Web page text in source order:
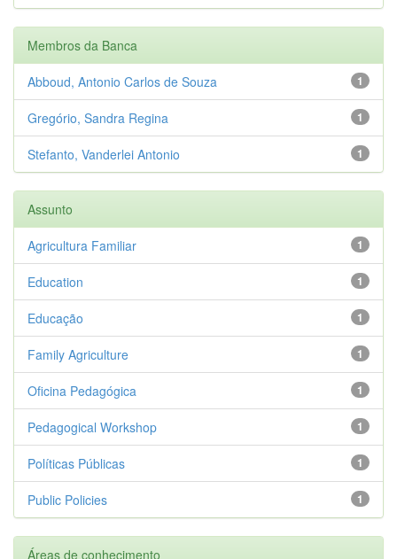
Membros da Banca
1
Abboud, Antonio Carlos de Souza
1
Gregório, Sandra Regina
1
Stefanto, Vanderlei Antonio
Assunto
1
Agricultura Familiar
1
Education
1
Educação
1
Family Agriculture
1
Oficina Pedagógica
1
Pedagogical Workshop
1
Políticas Públicas
1
Public Policies
Áreas de conhecimento